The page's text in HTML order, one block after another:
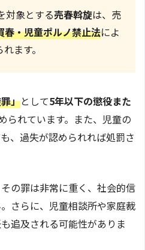
対象とする売春斡旋は、売
春・児童ポルノ禁止法によ
ます。
」として5年以下の懲役また
られています。また、児童の
、過失が認められれば処罰さ
の罪は非常に重く、社会的信
さらに、児童相談所や家庭裁
追及される可能性がありま